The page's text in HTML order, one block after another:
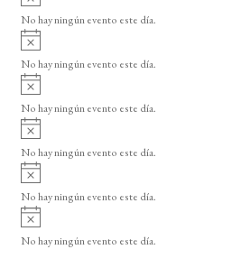
o
v
i
o
No hay ningún evento este día.
A
v
i
o
No hay ningún evento este día.
A
v
i
o
No hay ningún evento este día.
A
v
i
o
No hay ningún evento este día.
A
v
i
o
No hay ningún evento este día.
A
v
i
s
No hay ningún evento este día.